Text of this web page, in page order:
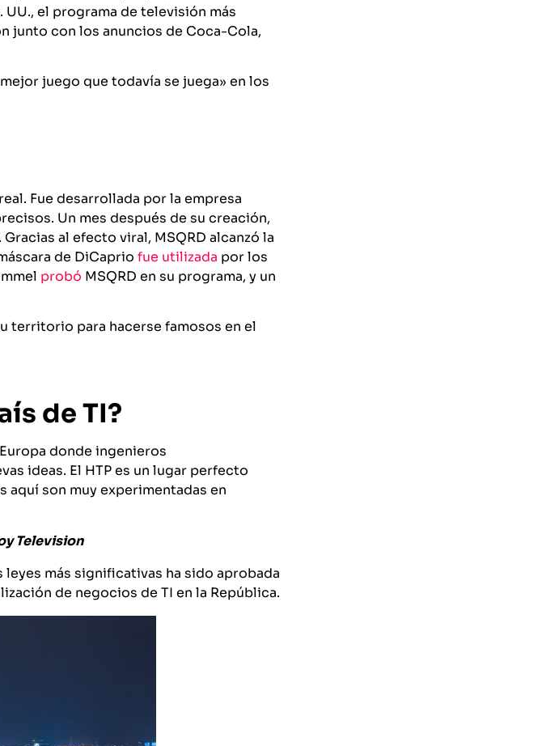
el programa de televisión más
junto con los anuncios de Coca-Cola,
juego que todavía se juega» en los
Fue desarrollada por la empresa
Un mes después de su creación,
al efecto viral, MSQRD alcanzó la
de DiCaprio fue utilizada por los
probó MSQRD en su programa, y un
territorio para hacerse famosos en el
de TI?
donde ingenieros
ideas. El HTP es un lugar perfecto
aquí son muy experimentadas en
Television
leyes más significativas ha sido aprobada
de negocios de TI en la República.